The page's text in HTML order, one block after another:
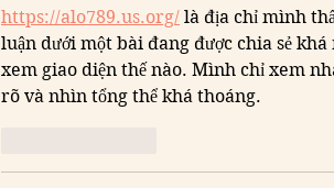
https://alo789.us.org/ là địa chỉ mình
luận dưới một bài đang được chia sẻ
xem giao diện thế nào. Mình chỉ xem
rõ và nhìn tổng thể khá thoáng.